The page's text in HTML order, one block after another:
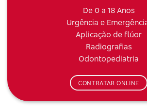
De 0 a 18 Anos
Urgência e
Aplicação de flúor
Radiografias
Odontopediatria
CONTRATAR ONLINE